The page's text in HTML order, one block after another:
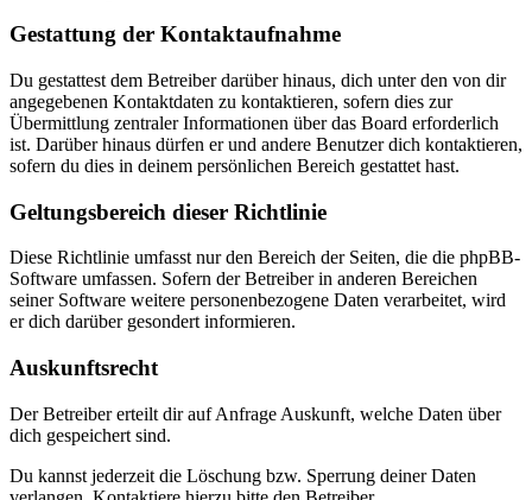
Gestattung der Kontaktaufnahme
Du gestattest dem Betreiber darüber hinaus, dich unter den von dir
angegebenen Kontaktdaten zu kontaktieren, sofern dies zur
Übermittlung zentraler Informationen über das Board erforderlich
ist. Darüber hinaus dürfen er und andere Benutzer dich kontaktieren,
sofern du dies in deinem persönlichen Bereich gestattet hast.
Geltungsbereich dieser Richtlinie
Diese Richtlinie umfasst nur den Bereich der Seiten, die die phpBB-
Software umfassen. Sofern der Betreiber in anderen Bereichen
seiner Software weitere personenbezogene Daten verarbeitet, wird
er dich darüber gesondert informieren.
Auskunftsrecht
Der Betreiber erteilt dir auf Anfrage Auskunft, welche Daten über
dich gespeichert sind.
Du kannst jederzeit die Löschung bzw. Sperrung deiner Daten